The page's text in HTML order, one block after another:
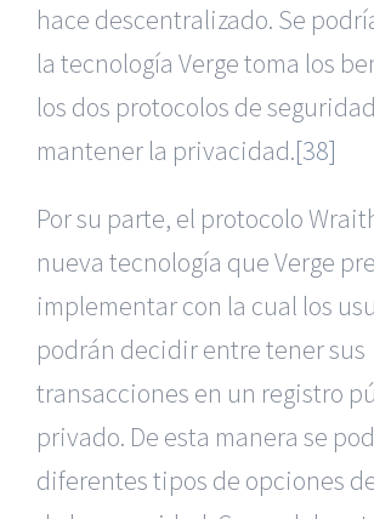
hace descentralizado. Se
la tecnología Verge toma los
los dos protocolos de
mantener la privacidad.[38]
Por su parte, el protocolo
nueva tecnología que Verge
implementar con la cual los
podrán decidir entre tener sus
transacciones en un registro
privado. De esta manera se
diferentes tipos de opciones